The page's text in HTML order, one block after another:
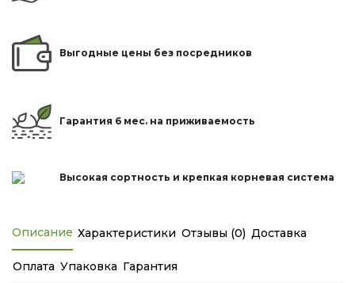
Выгодные цены без посредников
Гарантия 6 мес. на приживаемость
Высокая сортность и крепкая корневая система
Описание Характеристики Отзывы (0) Доставка
Оплата Упаковка Гарантия